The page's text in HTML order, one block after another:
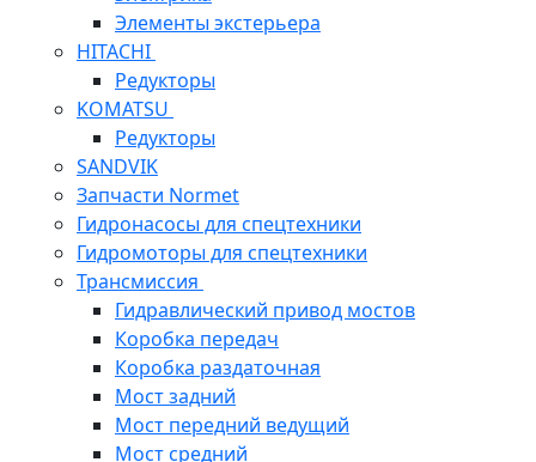
Элементы экстерьера
HITACHI
Редукторы
KOMATSU
Редукторы
SANDVIK
Запчасти Normet
Гидронасосы для спецтехники
Гидромоторы для спецтехники
Трансмиссия
Гидравлический привод мостов
Коробка передач
Коробка раздаточная
Мост задний
Мост передний ведущий
Мост средний